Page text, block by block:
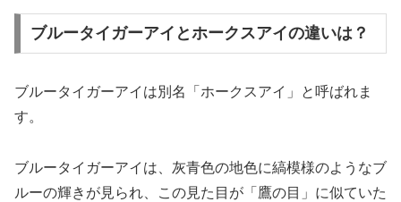
ブルータイガーアイとホークスアイの違いは？
ブルータイガーアイは別名「ホークスアイ」と呼ばれま
す。
ブルータイガーアイは、灰青色の地色に縞模様のようなブ
ルーの輝きが見られ、この見た目が「鷹の目」に似ていた